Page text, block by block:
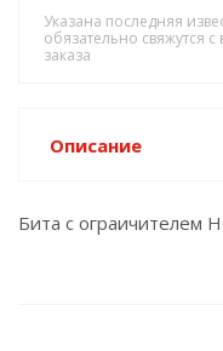
Указана последняя
обязательно свяжутся
заказа
Описание
Бита с ограичителем